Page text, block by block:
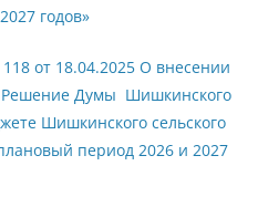
годов»
от 18.04.2025 О внесении
Думы Шишкинского
Шишкинского сельского
период 2026 и 2027